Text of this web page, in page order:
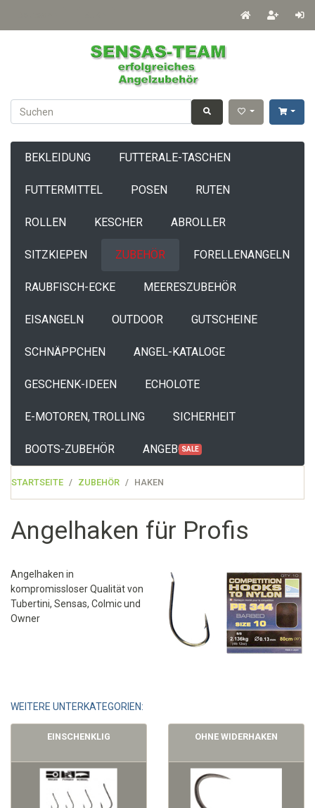
BEKLEIDUNG FUTTERALE-TASCHEN
FUTTERMITTEL POSEN RUTEN
ROLLEN KESCHER ABROLLER
SITZKIEPEN ZUBEHÖR FORELLENANGELN
RAUBFISCH-ECKE MEERESZUBEHÖR
EISANGELN OUTDOOR GUTSCHEINE
SCHNÄPPCHEN ANGEL-KATALOGE
GESCHENK-IDEEN ECHOLOTE
E-MOTOREN, TROLLING SICHERHEIT
BOOTS-ZUBEHÖR ANGEBOTE
SALE
STARTSEITE ZUBEHÖR HAKEN
Angelhaken für Profis
Angelhaken in
kompromissloser Qualität von
Tubertini, Sensas, Colmic und
Owner
WEITERE UNTERKATEGORIEN:
EINSCHENKLIG OHNE WIDERHAKEN